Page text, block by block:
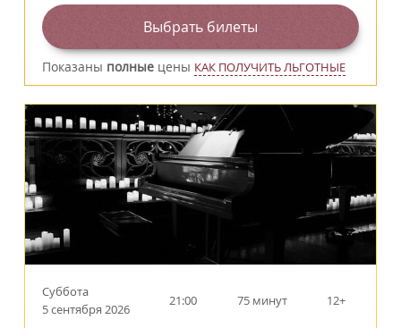
Выбрать билеты
Показаны полные цены КАК ПОЛУЧИТЬ ЛЬГОТНЫЕ
Суббота
5 сентября 2026
21:00 75 минут 12+